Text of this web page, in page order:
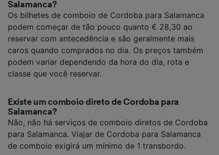
Salamanca?
Os bilhetes de comboio de Cordoba para Salamanca
podem começar de tão pouco quanto € 28,30 ao
reservar com antecedência e são geralmente mais
caros quando comprados no dia. Os preços também
podem variar dependendo da hora do dia, rota e
classe que você reservar.
Existe um comboio direto de Cordoba para
Salamanca?
Não, não há serviços de comboio diretos de Cordoba
para Salamanca. Viajar de Cordoba para Salamanca
de comboio exigirá um mínimo de 1 transbordo.